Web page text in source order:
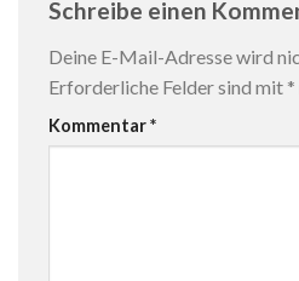
Schreibe einen
Deine E-Mail-Adresse wird
Erforderliche Felder sind mit *
Kommentar*